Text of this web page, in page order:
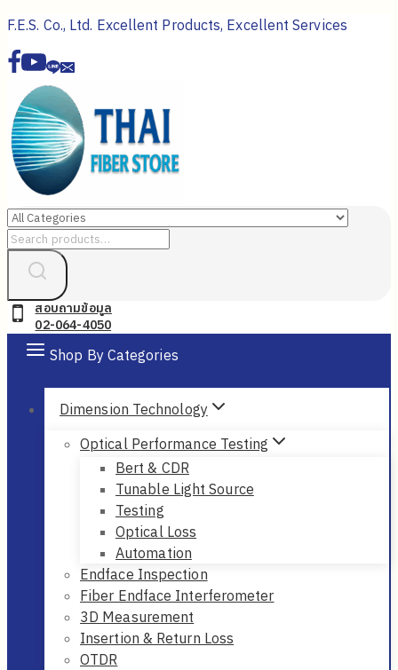
Skip
to
content
F.E.S. Co., Ltd. Excellent Products, Excellent Services
Search
สอบถามข้อมูล
02-064-4050
Shop By Categories
Dimension Technology
Optical Performance Testing
Bert & CDR
Tunable Light Source
Testing
Optical Loss
Automation
Endface Inspection
Fiber Endface Interferometer
3D Measurement
Insertion & Return Loss
OTDR